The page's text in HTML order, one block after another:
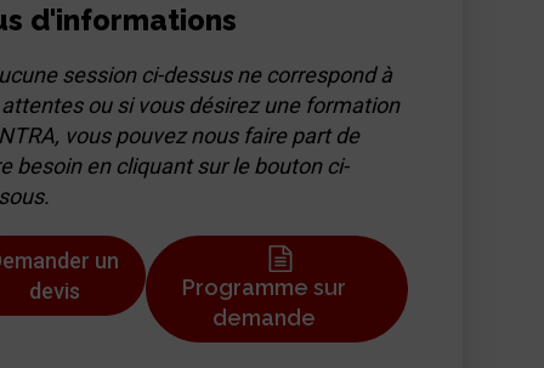
d'informations
session ci-dessus ne correspond à
attentes ou si vous désirez une formation
vous pouvez nous faire part de
besoin en cliquant sur le bouton ci-
un
devis
Programme sur
demande